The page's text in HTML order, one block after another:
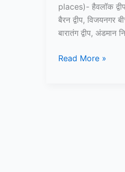
places)- हैवलॉक
बैरन द्वीप, विजयनगर
बारातंग द्वीप, अंडमान
10+
Read More »